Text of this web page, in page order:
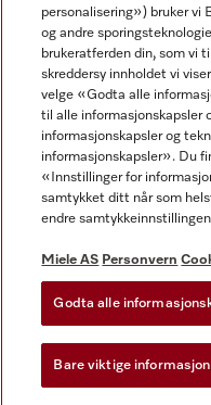
Miele AS
Vilkår og betingelser
Vilkår for bruk
Miele
Miele på Facebook
Miele på Youtube
Miele på
personalisering») bruker vi
og andre
brukeratferden din, som vi
skreddersy innholdet vi
velge «Godta alle
til alle informasjonskapsler
informasjonskapsler og
informasjonskapsler». Du
«Innstillinger for
samtykket ditt når som
endre
Miele AS Personvern
Godta alle
Bare viktige